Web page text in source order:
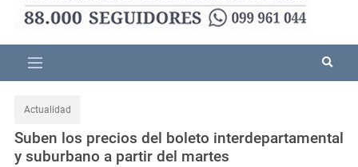
Actualidad
Suben los precios del boleto interdepartamental
y suburbano a partir del martes